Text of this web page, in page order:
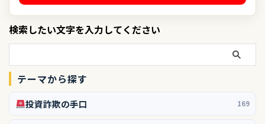
検索したい文字を入力してください
テーマから探す
投資詐欺の手口 169